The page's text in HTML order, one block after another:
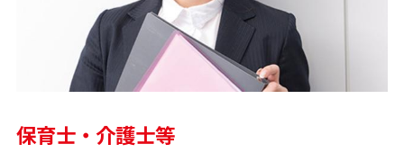
保育士・介護士等